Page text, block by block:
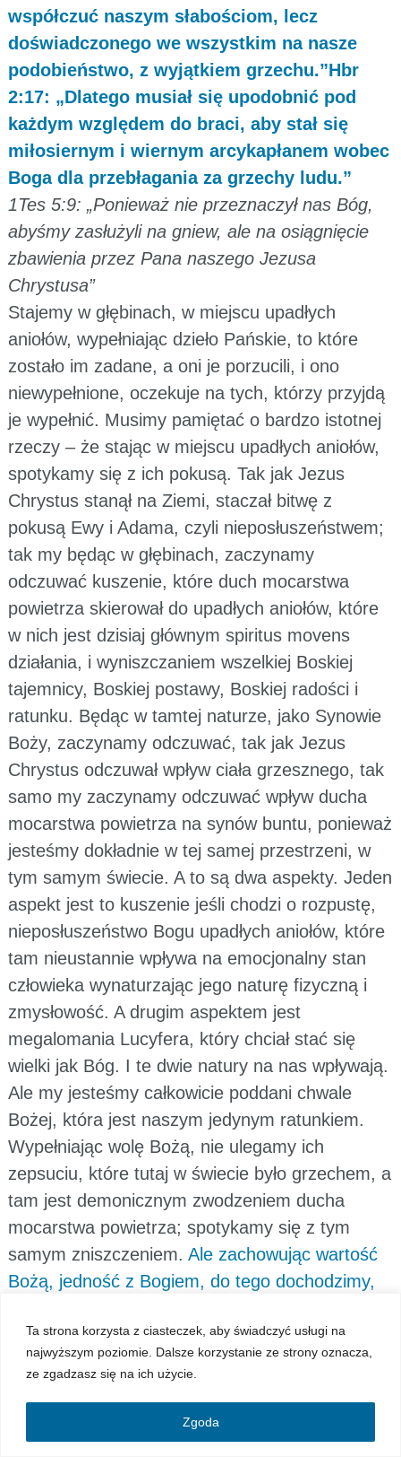
Ta strona korzysta z ciasteczek, aby świadczyć usługi na
najwyższym poziomie. Dalsze korzystanie ze strony oznacza,
ze zgadzasz się na ich użycie.
Zgoda
współczuć naszym słabościom, lecz
doświadczonego we wszystkim na nasze
podobieństwo, z wyjątkiem grzechu.”Hbr
2:17: „Dlatego musiał się upodobnić pod
każdym względem do braci, aby stał się
miłosiernym i wiernym arcykapłanem wobec
Boga dla przebłagania za grzechy ludu.”
1Tes 5:9: „Ponieważ nie przeznaczył nas Bóg,
abyśmy zasłużyli na gniew, ale na osiągnięcie
zbawienia przez Pana naszego Jezusa
Chrystusa”
Stajemy w głębinach, w miejscu upadłych
aniołów, wypełniając dzieło Pańskie, to które
zostało im zadane, a oni je porzucili, i ono
niewypełnione, oczekuje na tych, którzy przyjdą
je wypełnić. Musimy pamiętać o bardzo istotnej
rzeczy – że stając w miejscu upadłych aniołów,
spotykamy się z ich pokusą. Tak jak Jezus
Chrystus stanął na Ziemi, staczał bitwę z
pokusą Ewy i Adama, czyli nieposłuszeństwem;
tak my będąc w głębinach, zaczynamy
odczuwać kuszenie, które duch mocarstwa
powietrza skierował do upadłych aniołów, które
w nich jest dzisiaj głównym spiritus movens
działania, i wyniszczaniem wszelkiej Boskiej
tajemnicy, Boskiej postawy, Boskiej radości i
ratunku. Będąc w tamtej naturze, jako Synowie
Boży, zaczynamy odczuwać, tak jak Jezus
Chrystus odczuwał wpływ ciała grzesznego, tak
samo my zaczynamy odczuwać wpływ ducha
mocarstwa powietrza na synów buntu, ponieważ
jesteśmy dokładnie w tej samej przestrzeni, w
tym samym świecie. A to są dwa aspekty. Jeden
aspekt jest to kuszenie jeśli chodzi o rozpustę,
nieposłuszeństwo Bogu upadłych aniołów, które
tam nieustannie wpływa na emocjonalny stan
człowieka wynaturzając jego naturę fizyczną i
zmysłowość. A drugim aspektem jest
megalomania Lucyfera, który chciał stać się
wielki jak Bóg. I te dwie natury na nas wpływają.
Ale my jesteśmy całkowicie poddani chwale
Bożej, która jest naszym jedynym ratunkiem.
Wypełniając wolę Bożą, nie ulegamy ich
zepsuciu, które tutaj w świecie było grzechem, a
tam jest demonicznym zwodzeniem ducha
mocarstwa powietrza; spotykamy się z tym
samym zniszczeniem. Ale zachowując wartość
Bożą, jedność z Bogiem, do tego dochodzimy,
ziemską, nad bóstwem na sposób ciała, która
staje się zjednoczona z nami i naszą
to jest początek. Kto stanie na początku, ten
pozna koniec, bo koniec będzie taki jak